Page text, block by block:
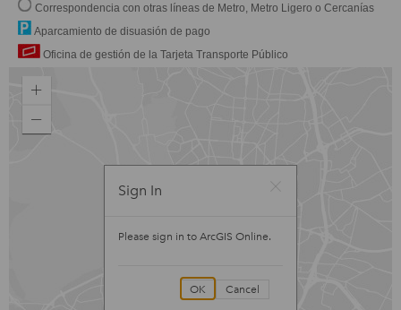
Correspondencia con otras líneas de Metro, Metro Ligero o Cercanías
Aparcamiento de disuasión de pago
Oficina de gestión de la Tarjeta Transporte Público